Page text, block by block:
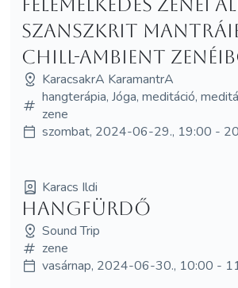
Felemelkedés zenei
szanszkrit
chill-ambient
KaracsakrA KaramantrA
hangterápia, Jóga, meditáció,
zene
szombat, 2024-06-29., 19:00 -
Karacs Ildi
Hangfürdő
Sound Trip
zene
vasárnap, 2024-06-30., 10:00 -